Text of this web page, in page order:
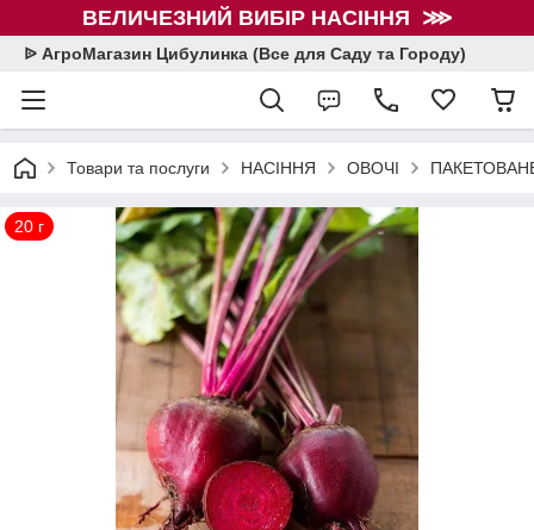
ВЕЛИЧЕЗНИЙ ВИБІР НАСІННЯ ⋙
ᐉ АгроМагазин Цибулинка (Все для Саду та Городу)
Товари та послуги НАСІННЯ ОВОЧІ
20 г